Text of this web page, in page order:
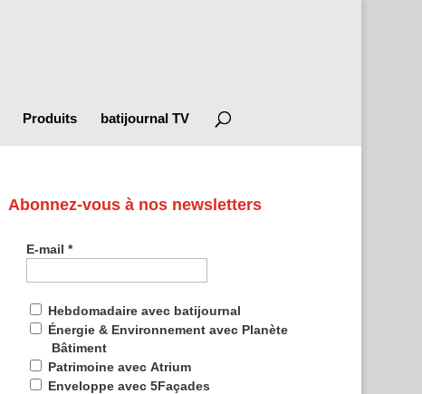
Produits batijournal TV
Abonnez-vous à nos newsletters
E-mail*
Hebdomadaire avec batijournal
Énergie & Environnement avec Planète
Bâtiment
Patrimoine avec Atrium
Enveloppe avec 5Façades